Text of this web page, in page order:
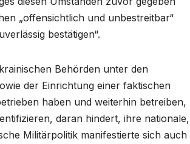
„offensichtlich und unbestreitbar“
bestätigen“.
Behörden unter den
der Einrichtung einer faktischen
haben und weiterhin betreiben,
daran hindert, ihre nationale,
Militärpolitik manifestierte sich auch